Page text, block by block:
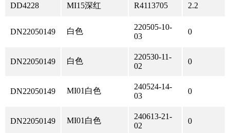
DD4228 MI15深红 R4113705 2.2
DN22050149 白色
220505-10-
03
0
DN22050149 白色
220530-11-
02
0
DN22050149 MI01白色
240524-14-
03
0
DN22050149 MI01白色
240613-21-
02
0